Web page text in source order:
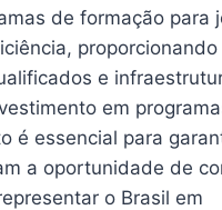
de formação para
proporcionando
e
em
é essencial para
a oportunidade de
o Brasil em